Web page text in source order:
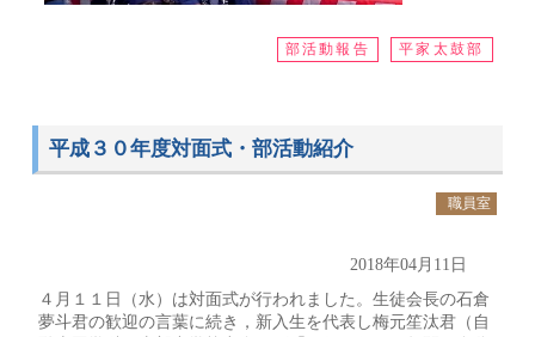
部活動報告 平家太鼓部
平成３０年度対面式・部活動紹介
職員室
2018年04月11日
４月１１日（水）は対面式が行われました。生徒会長の石倉
夢斗君の歓迎の言葉に続き，新入生を代表し梅元笙汰君（自